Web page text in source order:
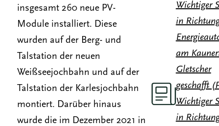
insgesamt 260 neue PV-
Module installiert. Diese
wurden auf der Berg- und
Talstation der neuen
Weißseejochbahn und auf der
Talstation der Karlesjochbahn
montiert. Darüber hinaus
wurde die im Dezember 2021 in
Wichtiger
in
am
Gletscher
geschafft
Wichtiger
in